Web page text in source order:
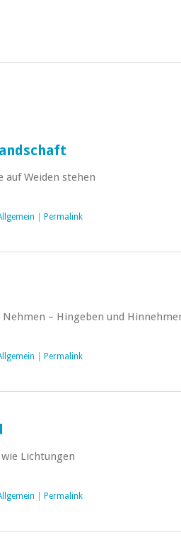
auf Weiden stehen
Permalink
Nehmen – Hingeben und
Permalink
Lichtungen
Permalink